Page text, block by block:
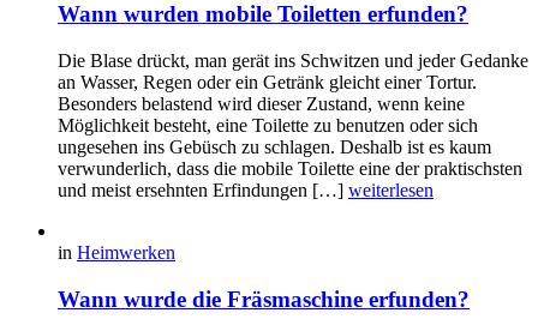
Wann wurden mobile Toiletten erfunden?
Die Blase drückt, man gerät ins Schwitzen und jeder Gedanke
an Wasser, Regen oder ein Getränk gleicht einer Tortur.
Besonders belastend wird dieser Zustand, wenn keine
Möglichkeit besteht, eine Toilette zu benutzen oder sich
ungesehen ins Gebüsch zu schlagen. Deshalb ist es kaum
verwunderlich, dass die mobile Toilette eine der praktischsten
und meist ersehnten Erfindungen […] weiterlesen
in Heimwerken
Wann wurde die Fräsmaschine erfunden?